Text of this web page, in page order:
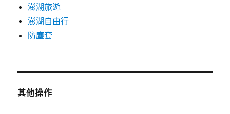
澎湖旅遊
澎湖自由行
防塵套
其他操作